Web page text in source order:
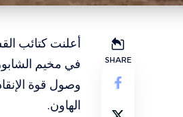
SHARE
أعلنت كتائب
في مخيم
وصول قوة
الهاون.